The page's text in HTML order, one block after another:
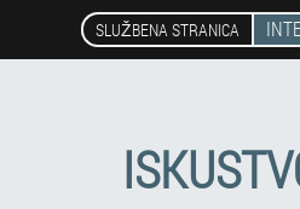
SLUŽBENA STRANICA